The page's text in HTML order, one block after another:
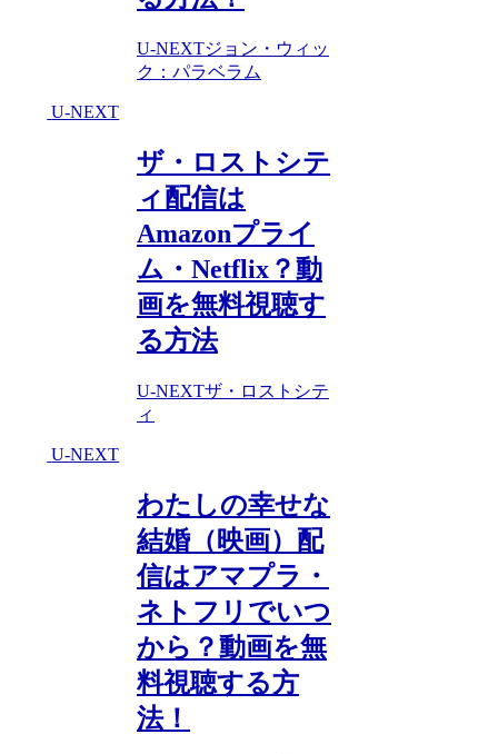
U-NEXTジョン・ウィッ
ク：パラベラム
U-NEXT
ザ・ロストシテ
ィ配信は
Amazonプライ
ム・Netflix？動
画を無料視聴す
る方法
U-NEXTザ・ロストシテ
ィ
U-NEXT
わたしの幸せな
結婚（映画）配
信はアマプラ・
ネトフリでいつ
から？動画を無
料視聴する方
法！